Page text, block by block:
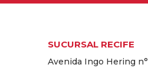
SUCURSAL RECIFE
Avenida Ingo Hering n°